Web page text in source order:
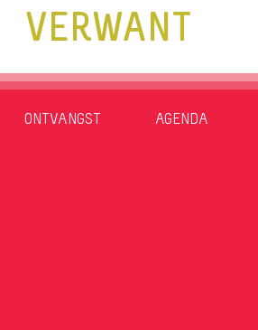
VERWANT
ONTVANGST AGENDA